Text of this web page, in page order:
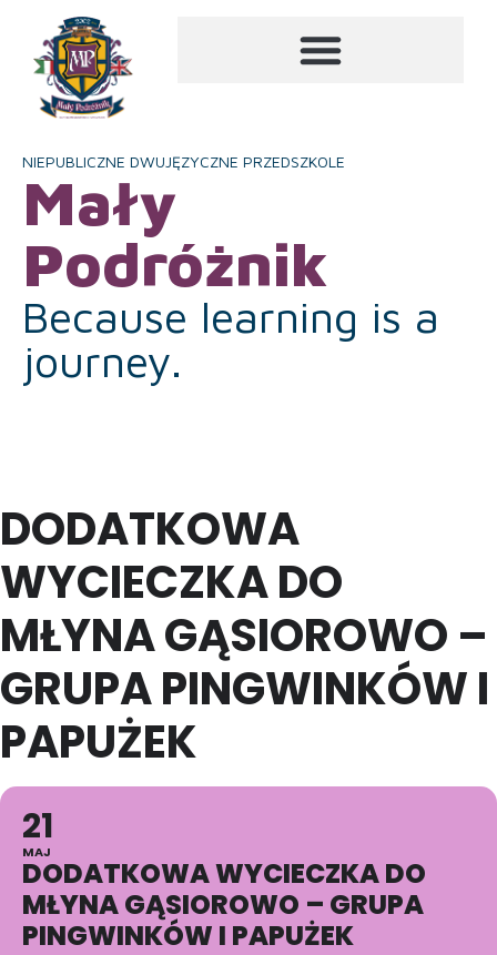
NIEPUBLICZNE DWUJĘZYCZNE PRZEDSZKOLE
Mały
Podróżnik
Because learning is a
journey.
DODATKOWA
WYCIECZKA DO
MŁYNA GĄSIOROWO –
GRUPA PINGWINKÓW I
PAPUŻEK
21
MAJ
DODATKOWA WYCIECZKA DO
MŁYNA GĄSIOROWO – GRUPA
PINGWINKÓW I PAPUŻEK